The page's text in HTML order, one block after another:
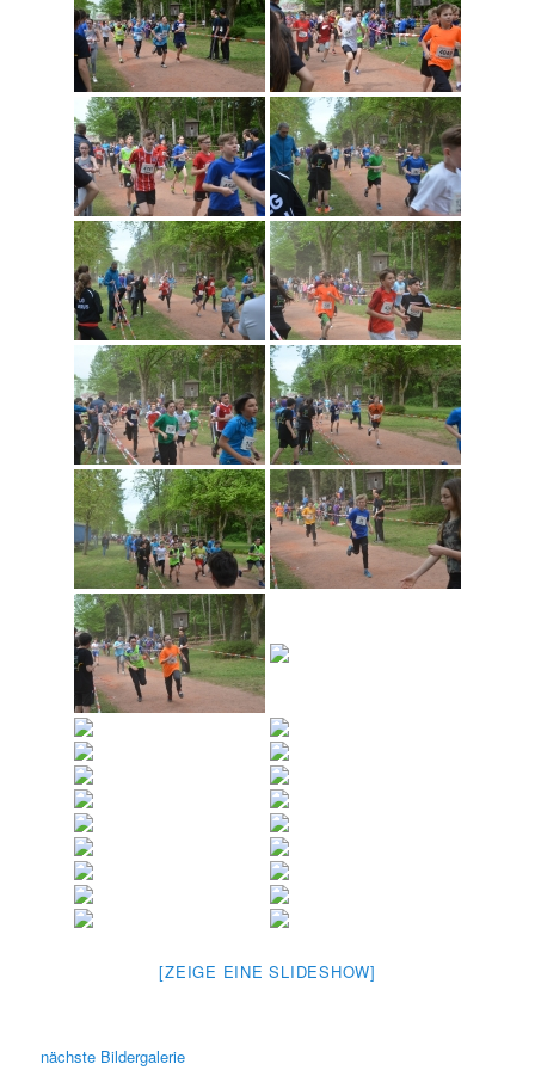
[ZEIGE EINE SLIDESHOW]
nächste Bildergalerie